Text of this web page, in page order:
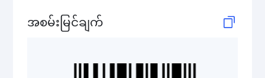
အစမ်းမြင်ချက်